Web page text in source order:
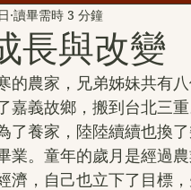
告 世界佛教總部公告
韻雕 第三世多杰羌
佛格 H.H.第三世多杰羌
長與改變
讀畢需時 3 分鐘
的農家，兄弟姊妹共有
嘉義故鄉，搬到台北三
了養家，陸陸續續也換
業。童年的歲月是經過
濟，自己也立下了目標